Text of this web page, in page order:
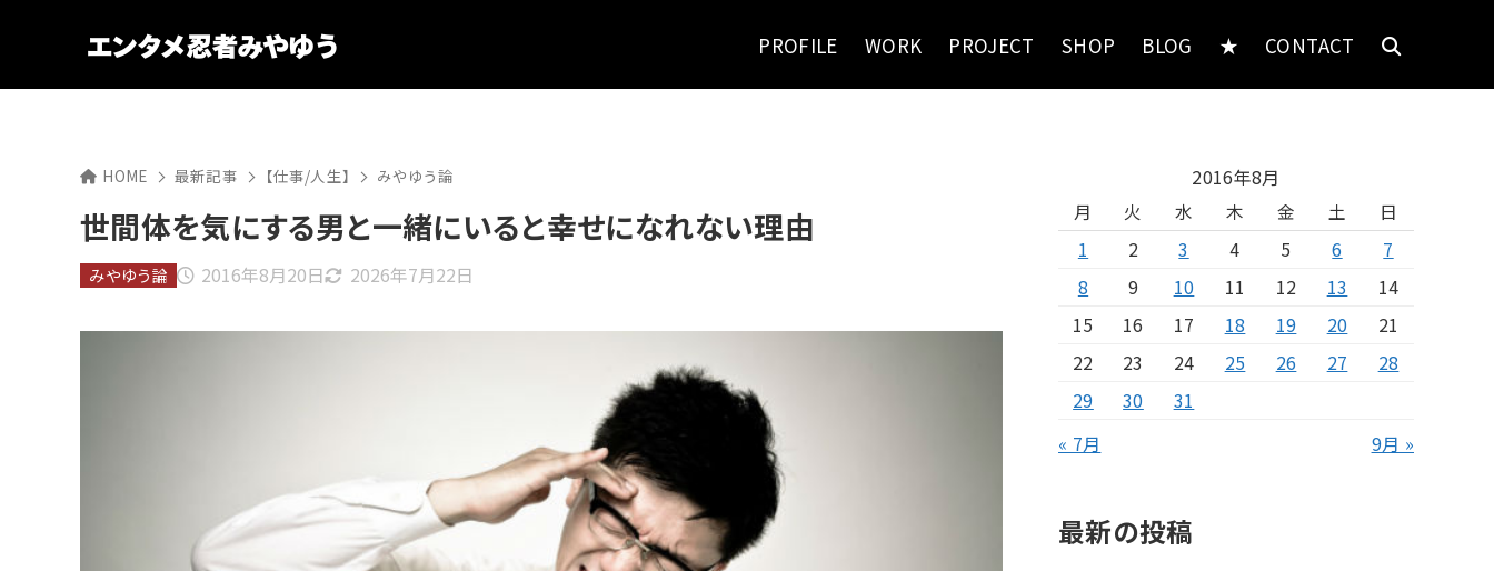
PROFILE WORK PROJECT SHOP BLOG ★ CONTACT
HOME 最新記事 【仕事/人生】 みやゆう論
世間体を気にする男と一緒にいると幸せになれない理由
2016年8月20日 2026年7月22日
みやゆう論
2016年8月
月
火 水 木 金 土
日
1
2 3 4 5 6
7
8
9 10 11 12 13
14
15
16 17 18 19 20
21
22
23 24 25 26 27
28
29
30
31
« 7月
9月 »
最新の投稿